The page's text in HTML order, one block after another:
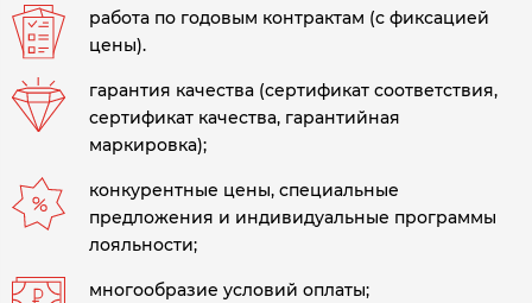
работа по годовым контрактам (с фиксацией
цены).
гарантия качества (сертификат соответствия,
сертификат качества, гарантийная
маркировка);
конкурентные цены, специальные
предложения и индивидуальные программы
лояльности;
многообразие условий оплаты;